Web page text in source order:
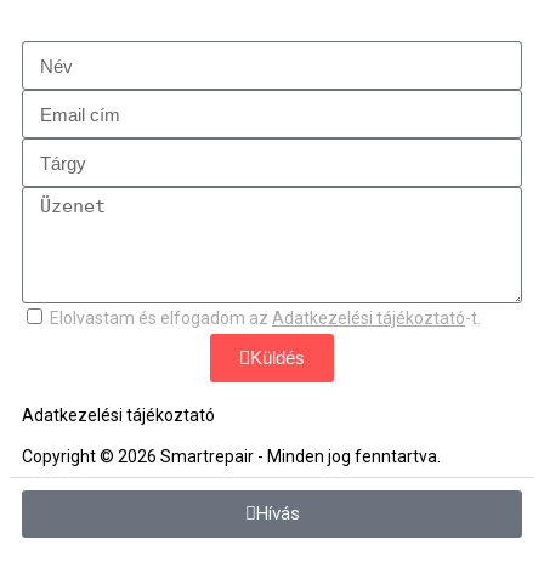
Elolvastam és elfogadom az Adatkezelési tájékoztató-t.
Küldés
Copyright © 2026 Smartrepair - Minden jog fenntartva.
Adatkezelési tájékoztató
Hívás